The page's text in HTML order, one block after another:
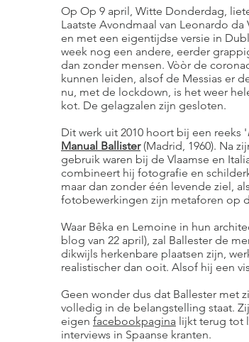
Op Op 9 april, Witte Donderdag,
Laatste Avondmaal van Leonardo
en met een eigentijdse versie in
week nog een andere, eerder
dan zonder mensen. Vòòr de
kunnen leiden, alsof de Messias er
nu, met de lockdown, is het weer
kot. De gelagzalen zijn gesloten.
Dit werk uit 2010 hoort bij een reeks '
Manual Ballister(Madrid, 1960). Na
gebruik waren bij de Vlaamse en
combineert hij fotografie en
maar dan zonder één levende ziel,
fotobewerkingen zijn metaforen op
Waar Bêka en Lemoine in hun
blog van 22 april), zal Ballester de
dikwijls herkenbare plaatsen zijn,
realistischer dan ooit. Alsof hij een
Geen wonder dus dat Ballester met
volledig in de belangstelling staat.
eigen facebookpagina lijkt terug tot
interviews in Spaanse kranten.